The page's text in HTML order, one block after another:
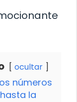
ocultar
números
la